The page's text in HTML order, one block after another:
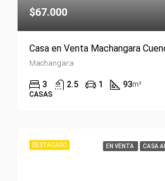
$67.000
Casa en Venta Machangara
Machangara
3 2.5 1 93m²
CASAS
DESTACADO EN VENTA CASA